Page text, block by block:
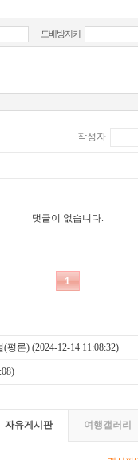
(평론) (2024-12-14 11:08:32)
자유게시판 여행갤러리